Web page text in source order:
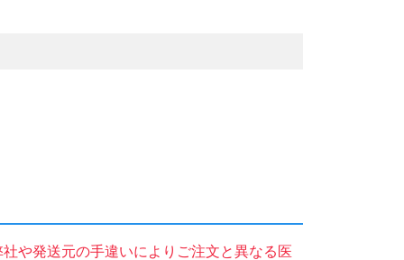
や発送元の手違いによりご注文と異なる医